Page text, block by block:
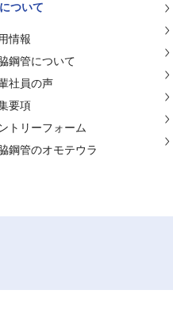
ついて
情報
鋼管について
社員の声
要項
トリーフォーム
鋼管のオモテウラ